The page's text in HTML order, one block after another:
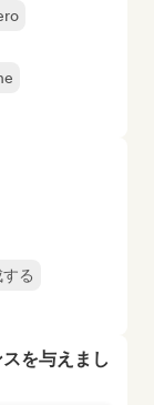
る
を与えまし